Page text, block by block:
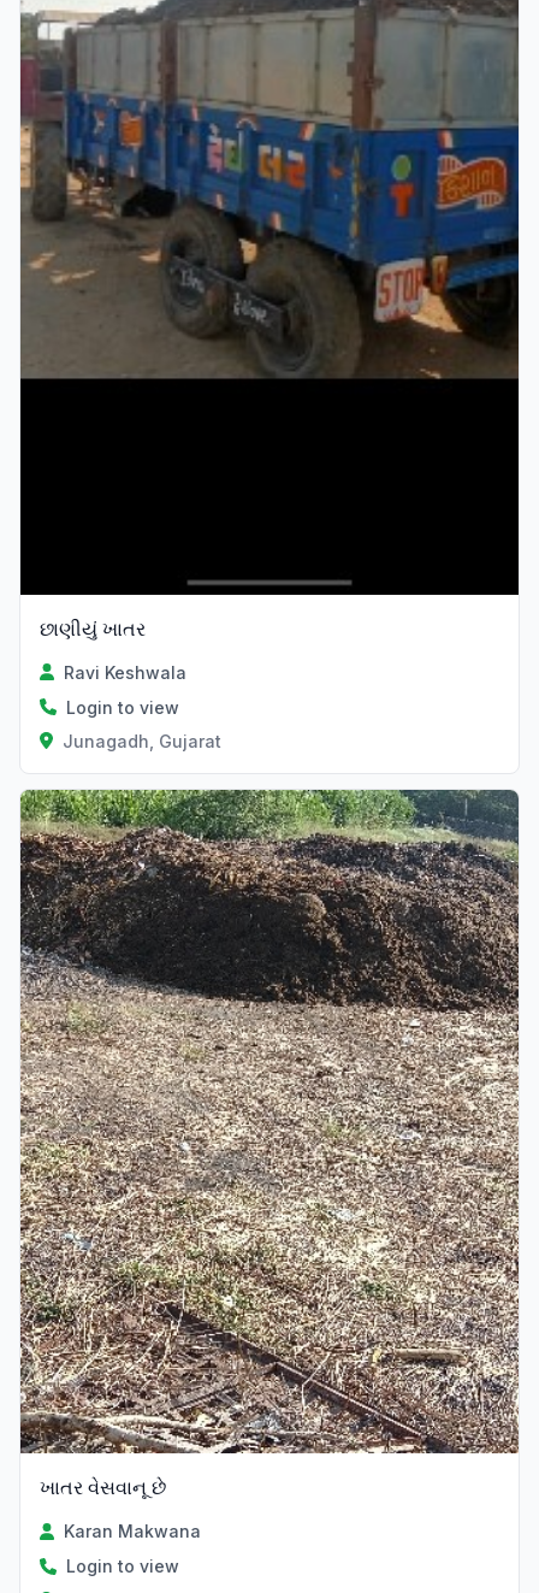
છાણીયું ખાતર
Ravi Keshwala
Login to view
Junagadh, Gujarat
ખાતર વેસવાનૂ છે
Karan Makwana
Login to view